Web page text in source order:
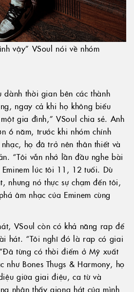
vậy” VSoul nói về nhóm
dành thời gian bên các thành
ngay cả khi họ không biểu
gia đình,” VSoul chia sẻ. Anh
6 năm, trước khi nhóm chính
họ đã trở nên thân thiết và
“Tôi vẫn nhớ lần đầu nghe bài
Eminem lúc tôi 11, 12 tuổi. Dù
nhưng nó thực sự chạm đến tôi,
âm nhạc của Eminem cùng
VSoul còn có khả năng rap để
hát. “Tôi nghĩ đó là rap có giai
từng có thời điểm ở Mỹ xuất
như Bones Thugs & Harmony, họ
giữa giai điệu, ca từ và
nhận thấy giọng hát của mình